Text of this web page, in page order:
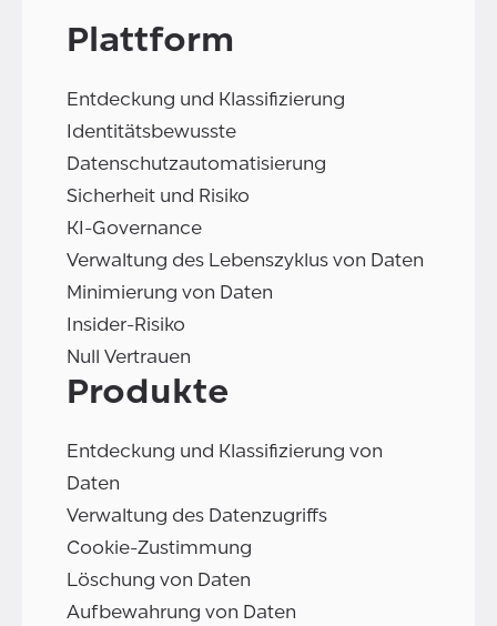
Plattform
Entdeckung und Klassifizierung
Identitätsbewusste
Datenschutzautomatisierung
Sicherheit und Risiko
KI-Governance
Verwaltung des Lebenszyklus von Daten
Minimierung von Daten
Insider-Risiko
Null Vertrauen
Produkte
Entdeckung und Klassifizierung von
Daten
Verwaltung des Datenzugriffs
Cookie-Zustimmung
Löschung von Daten
Aufbewahrung von Daten